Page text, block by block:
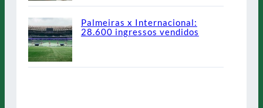
Palmeiras x Internacional:
28.600 ingressos vendidos